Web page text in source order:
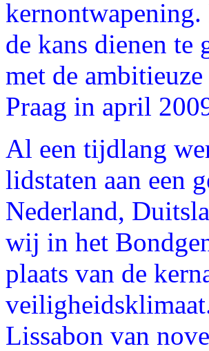
de kans dienen te
met de
Praag in april
Al een tijdlang
lidstaten aan een
Nederland,
wij in het
plaats van de
Lissabon van